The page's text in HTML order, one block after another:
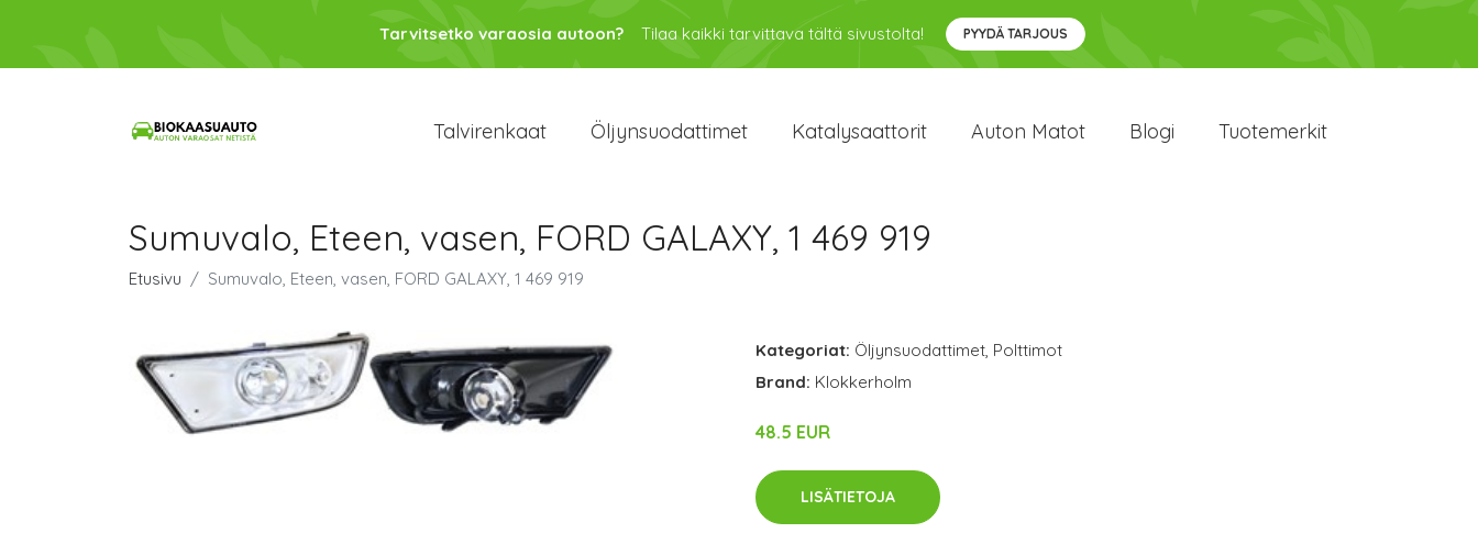
Tarvitsetko varaosia autoon? Tilaa kaikki tarvittava tältä sivustolta! PYYDÄ TARJOUS
Talvirenkaat Öljynsuodattimet Katalysaattorit Auton Matot Blogi Tuotemerkit
Sumuvalo, Eteen, vasen, FORD GALAXY, 1 469 919
Etusivu Sumuvalo, Eteen, vasen, FORD GALAXY, 1 469 919
Kategoriat: Öljynsuodattimet, Polttimot
Brand: Klokkerholm
48.5 EUR
LISÄTIETOJA